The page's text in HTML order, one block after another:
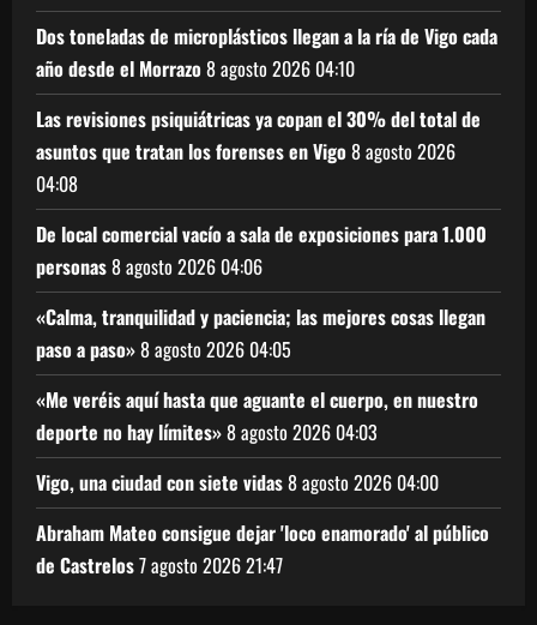
Dos toneladas de microplásticos llegan a la ría de Vigo cada
año desde el Morrazo8 agosto 2026 04:10
Las revisiones psiquiátricas ya copan el 30% del total de
asuntos que tratan los forenses en Vigo8 agosto 2026
04:08
De local comercial vacío a sala de exposiciones para 1.000
personas8 agosto 2026 04:06
«Calma, tranquilidad y paciencia; las mejores cosas llegan
paso a paso»8 agosto 2026 04:05
«Me veréis aquí hasta que aguante el cuerpo, en nuestro
deporte no hay límites»8 agosto 2026 04:03
Vigo, una ciudad con siete vidas8 agosto 2026 04:00
Abraham Mateo consigue dejar 'loco enamorado' al público
de Castrelos7 agosto 202621:47